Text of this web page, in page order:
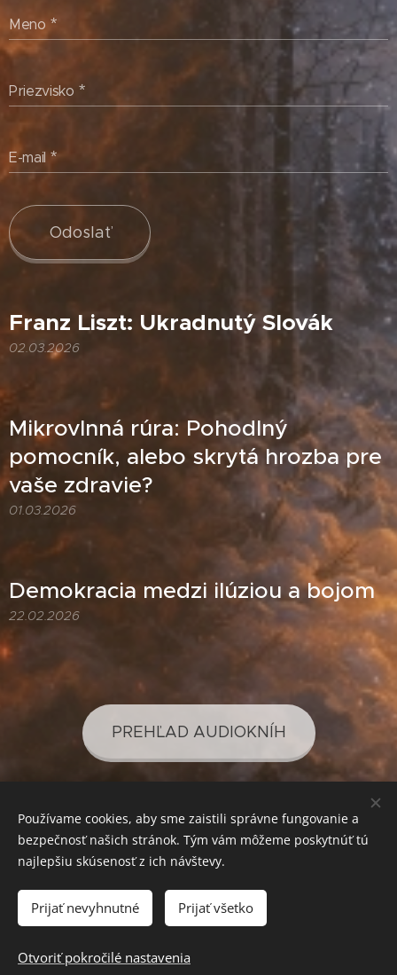
Meno
Priezvisko
E-mail
Odoslať
Franz Liszt: Ukradnutý Slovák
02.03.2026
Mikrovlnná rúra: Pohodlný
pomocník, alebo skrytá hrozba pre
vaše zdravie?
01.03.2026
Demokracia medzi ilúziou a bojom
22.02.2026
PREHĽAD AUDIOKNÍH
PREHĽAD PODCASTOV
SVETLO PRE VAŠE POZNANIE
EUR €
Používame cookies, aby sme zaistili správne fungovanie a
bezpečnosť našich stránok. Tým vám môžeme poskytnúť tú
najlepšiu skúsenosť z ich návštevy.
Prijať nevyhnutné Prijať všetko
Otvoriť pokročilé nastavenia